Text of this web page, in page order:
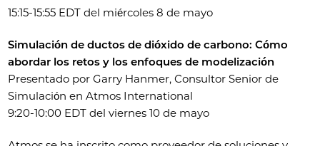
15:15-15:55 EDT del miércoles 8 de mayo
Simulación de ductos de dióxido de carbono: Cómo
abordar los retos y los enfoques de modelización
Presentado por Garry Hanmer, Consultor Senior de
Simulación en Atmos International
9:20-10:00 EDT del viernes 10 de mayo